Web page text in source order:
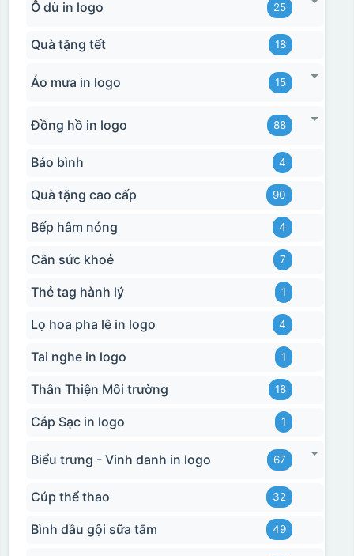
Ô dù in logo 25
Quà tặng tết 18
Áo mưa in logo 15
Đồng hồ in logo 88
Bảo bình 4
Quà tặng cao cấp 90
Bếp hâm nóng 4
Cân sức khoẻ 7
Thẻ tag hành lý 1
Lọ hoa pha lê in logo 4
Tai nghe in logo 1
Thân Thiện Môi trường 18
Cáp Sạc in logo 1
Biểu trưng - Vinh danh in logo 67
Cúp thể thao 32
Bình dầu gội sữa tắm 49